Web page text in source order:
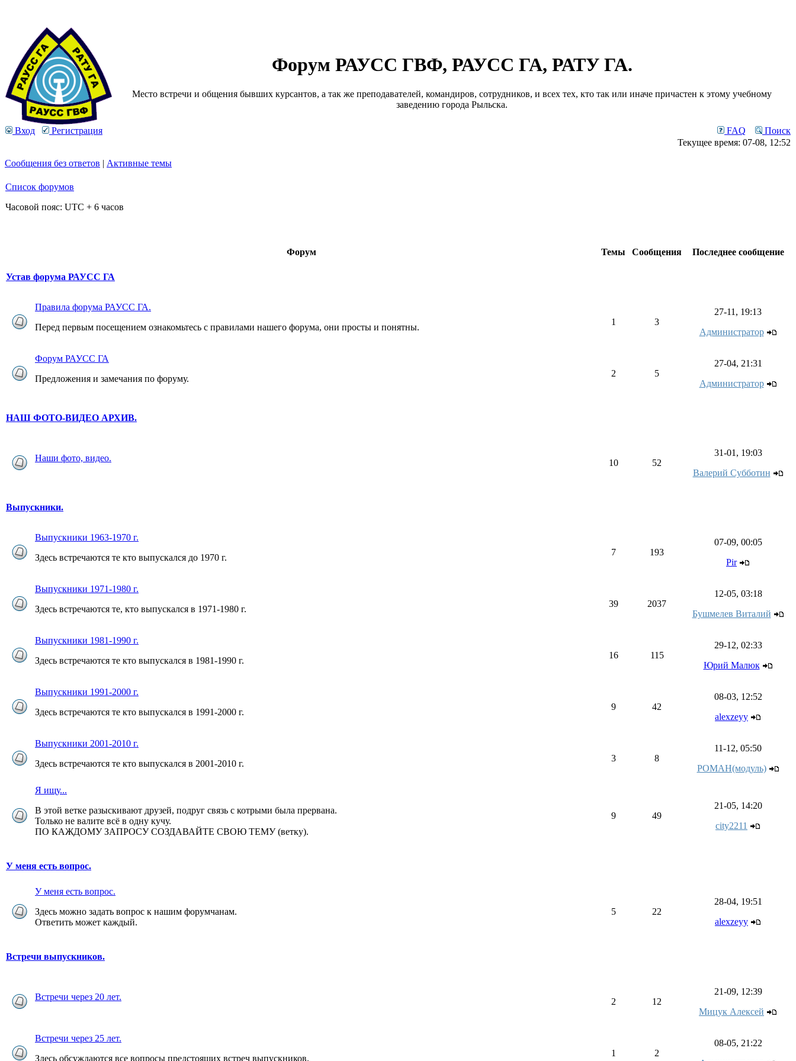
Форум РАУСС ГВФ, РАУСС ГА, РАТУ ГА.
Место встречи и общения бывших курсантов, а так же преподавателей, командиров, сотрудников, и всех тех, кто так или иначе причастен к этому учебному
заведению города Рыльска.
Вход Регистрация FAQ
Поиск
Текущее время: 07-08, 12:52
Сообщения без ответов | Активные темы
Список форумов
Часовой пояс: UTC + 6 часов
Форум Темы Сообщения Последнее сообщение
Устав форума РАУСС ГА
Правила форума РАУСС ГА.
Перед первым посещением ознакомьтесь с правилами нашего форума, они просты и понятны.
1 3
27-11, 19:13
Администратор
Форум РАУСС ГА
Предложения и замечания по форуму.
2 5
27-04, 21:31
Администратор
НАШ ФОТО-ВИДЕО АРХИВ.
Наши фото, видео. 10 52
31-01, 19:03
Валерий Субботин
Выпускники.
Выпускники 1963-1970 г.
Здесь встречаются те кто выпускался до 1970 г.
7 193
07-09, 00:05
Pir
Выпускники 1971-1980 г.
Здесь встречаются те, кто выпускался в 1971-1980 г.
39 2037
12-05, 03:18
Бушмелев Виталий
Выпускники 1981-1990 г.
Здесь встречаются те кто выпускался в 1981-1990 г.
16 115
29-12, 02:33
Юрий Малюк
Выпускники 1991-2000 г.
Здесь встречаются те кто выпускался в 1991-2000 г.
9 42
08-03, 12:52
alexzeyy
Выпускники 2001-2010 г.
Здесь встречаются те кто выпускался в 2001-2010 г.
3 8
11-12, 05:50
РОМАН(модуль)
Я ищу...
В этой ветке разыскивают друзей, подруг связь с котрыми была прервана.
Только не валите всё в одну кучу.
ПО КАЖДОМУ ЗАПРОСУ СОЗДАВАЙТЕ СВОЮ ТЕМУ (ветку).
9 49
21-05, 14:20
city2211
У меня есть вопрос.
У меня есть вопрос.
Здесь можно задать вопрос к нашим форумчанам.
Ответить может каждый.
5 22
28-04, 19:51
alexzeyy
Встречи выпускников.
Встречи через 20 лет. 2 12
21-09, 12:39
Мицук Алексей
Встречи через 25 лет.
Здесь обсуждаются все вопросы предстоящих встреч выпускников.
1 2
08-05, 21:22